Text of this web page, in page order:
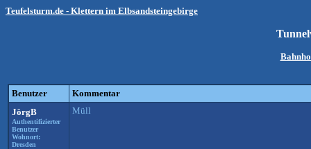
Teufelsturm.de - Klettern im Elbsandsteingebirge
Benutzer
Kommentar
JörgB
Authentifizierter
Benutzer
Wohnort:
Dresden
Müll